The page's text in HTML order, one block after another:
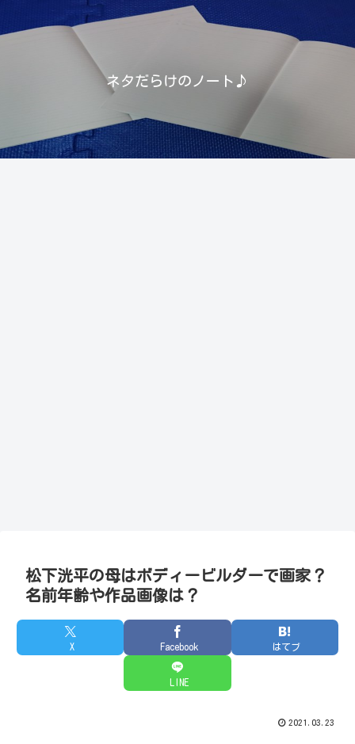
ネタだらけのノート♪
松下洸平の母はボディービルダーで画家？
名前年齢や作品画像は？
X Facebook はてブ
LINE
2021.03.23